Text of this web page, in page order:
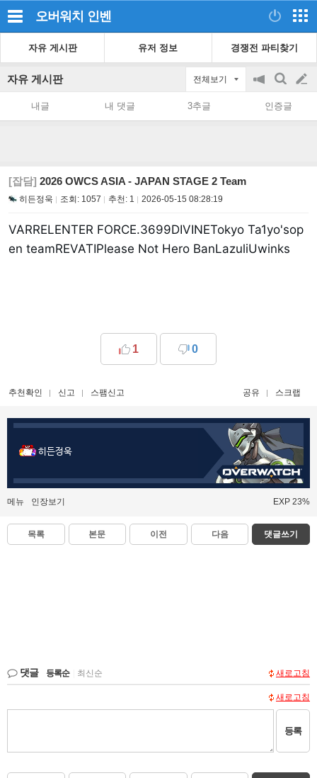
오버워치 인벤
자유 게시판 유저 정보 경쟁전 파티찾기
자유 게시판 전체보기
공
on/off
검
색
글
쓰
내글 내 댓글 3추글 인증글
[잡담] 2026 OWCS ASIA - JAPAN STAGE 2 Team
히든정욱 조회: 1057 추천: 1 2026-05-15 08:28:19
VARRELENTER FORCE.3699DIVINETokyo Ta1yo'sop
en teamREVATIPlease Not Hero BanLazuliUwinks
1 0
추천확인 신고 스팸신고 공유 스크랩
히든정욱
메뉴 인장보기 EXP 23%
목록 본문 이전 다음 댓글쓰기
댓글 등록순 최신순 새로고침
새로고침
등록